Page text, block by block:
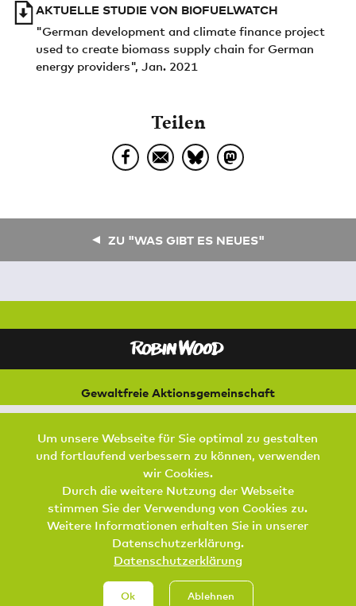
AKTUELLE STUDIE VON BIOFUELWATCH
"German development and climate finance project
used to create biomass supply chain for German
energy providers", Jan. 2021
Teilen
ZU "WAS GIBT ES NEUES"
Gewaltfreie Aktionsgemeinschaft
für Natur und Umwelt
21073 Hamburg
AKTIV WERDEN
DATENSCHUTZ IMPRESSUM JOBS
Um unsere Webseite für Sie optimal zu gestalten
und fortlaufend verbessern zu können, verwenden
wir Cookies.
Durch die weitere Nutzung der Webseite
stimmen Sie der Verwendung von Cookies zu.
Weitere Informationen erhalten Sie in unserer
Datenschutzerklärung.
Datenschutzerklärung
Ok Ablehnen